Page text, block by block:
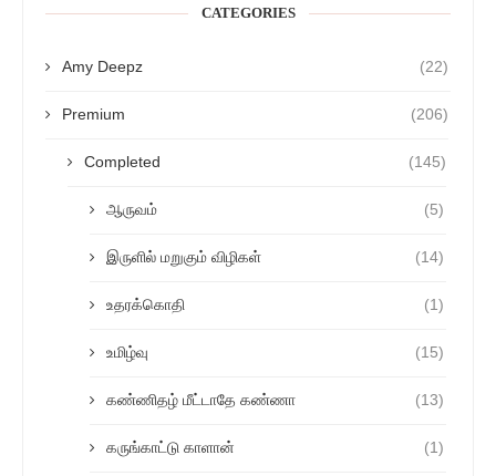
CATEGORIES
Amy Deepz (22)
Premium (206)
Completed (145)
ஆருவம் (5)
இருளில் மறுகும் விழிகள் (14)
உதரக்கொதி (1)
உமிழ்வு (15)
கண்ணிதழ் மீட்டாதே கண்ணா (13)
கருங்காட்டு காளான் (1)